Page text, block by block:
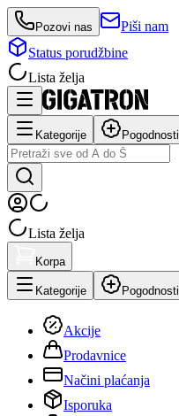
Pozovi nas
Piši nam
Status porudžbine
Lista želja
Kategorije Pogodnosti
Lista želja
Korpa
Kategorije Pogodnosti
Akcije
Prodavnice
Načini plaćanja
Isporuka